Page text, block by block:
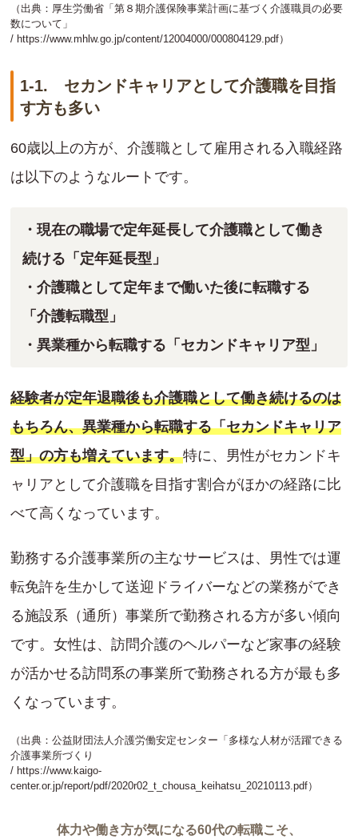
（出典：厚生労働省「第８期介護保険事業計画に基づく介護職員の必要
数について」
/ https://www.mhlw.go.jp/content/12004000/000804129.pdf）
1-1. セカンドキャリアとして介護職を目指
す方も多い
60歳以上の方が、介護職として雇用される入職経路
は以下のようなルートです。
・現在の職場で定年延長して介護職として働き
続ける「定年延長型」
・介護職として定年まで働いた後に転職する
「介護転職型」
・異業種から転職する「セカンドキャリア型」
経験者が定年退職後も介護職として働き続けるのは
もちろん、異業種から転職する「セカンドキャリア
型」の方も増えています。特に、男性がセカンドキ
ャリアとして介護職を目指す割合がほかの経路に比
べて高くなっています。
勤務する介護事業所の主なサービスは、男性では運
転免許を生かして送迎ドライバーなどの業務ができ
る施設系（通所）事業所で勤務される方が多い傾向
です。女性は、訪問介護のヘルパーなど家事の経験
が活かせる訪問系の事業所で勤務される方が最も多
くなっています。
（出典：公益財団法人介護労働安定センター「多様な人材が活躍できる
介護事業所づくり
/ https://www.kaigo-
center.or.jp/report/pdf/2020r02_t_chousa_keihatsu_20210113.pdf）
体力や働き方が気になる60代の転職こそ、